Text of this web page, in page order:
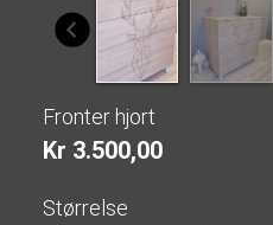
Fronter hjort
Kr 3.500,00
Størrelse